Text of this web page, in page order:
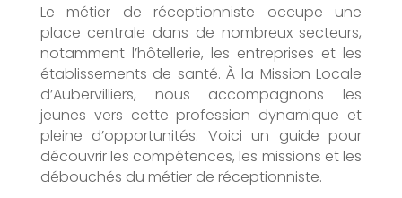
Le métier de réceptionniste occupe une
place centrale dans de nombreux secteurs,
notamment l’hôtellerie, les entreprises et les
établissements de santé. À la Mission Locale
d’Aubervilliers, nous accompagnons les
jeunes vers cette profession dynamique et
pleine d’opportunités. Voici un guide pour
découvrir les compétences, les missions et les
débouchés du métier de réceptionniste.